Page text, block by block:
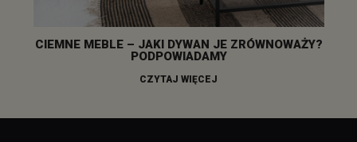
CIEMNE MEBLE – JAKI DYWAN JE ZRÓWNOWAŻY?
PODPOWIADAMY
CZYTAJ WIĘCEJ